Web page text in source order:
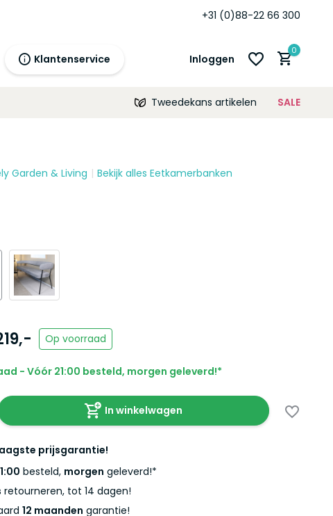
+31 (0)88-22 66 300
Klantenservice Inloggen
morgen
0
Tweedekans artikelen SALE
Garden & Living Bekijk alles Eetkamerbanken
Op voorraad
- Vóór 21:00 besteld, morgen geleverd!*
In winkelwagen
prijsgarantie!
besteld, morgen geleverd!*
retourneren, tot 14 dagen!
12 maanden garantie!